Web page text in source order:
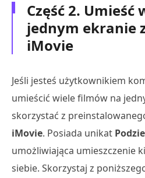
Część 2.
jednym ekranie
iMovie
Jeśli jesteś użytkownikiem
umieścić wiele filmów na
skorzystać z
iMovie. Posiada unikat
umożliwiająca umieszczenie
siebie. Skorzystaj z